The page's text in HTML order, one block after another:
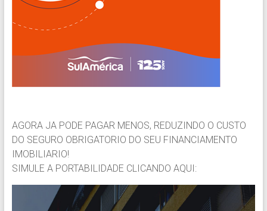
AGORA JA PODE PAGAR MENOS, REDUZINDO O CUSTO
DO SEGURO OBRIGATORIO DO SEU FINANCIAMENTO
IMOBILIARIO!
SIMULE A PORTABILIDADE CLICANDO AQUI: